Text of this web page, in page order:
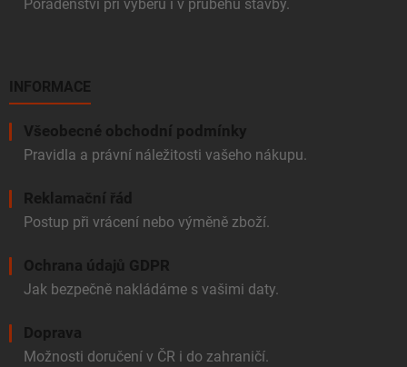
Poradenství při výběru i v průběhu stavby.
INFORMACE
Všeobecné obchodní podmínky
Pravidla a právní náležitosti vašeho nákupu.
Reklamační řád
Postup při vrácení nebo výměně zboží.
Ochrana údajů GDPR
Jak bezpečně nakládáme s vašimi daty.
Doprava
Možnosti doručení v ČR i do zahraničí.